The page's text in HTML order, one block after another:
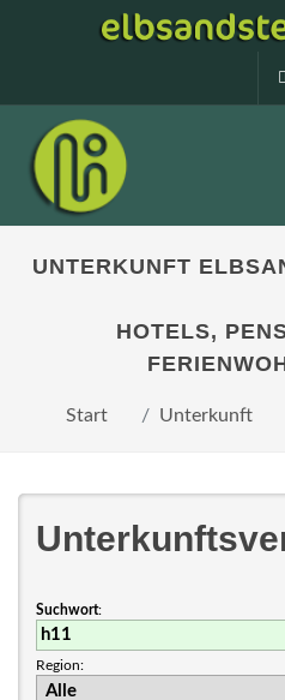
UNTERKUNFT
HOTELS,
Start Unterkunft
Suchwort:
Region: